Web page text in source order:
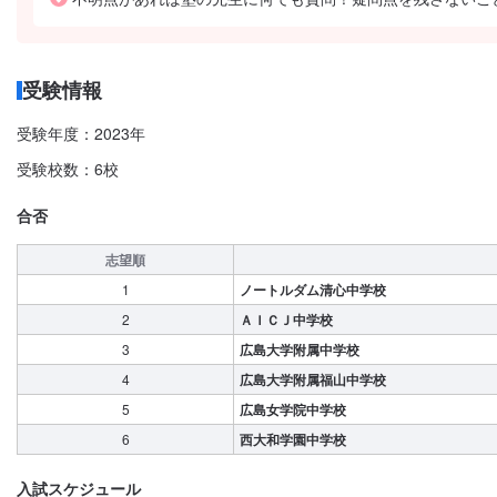
受験情報
受験年度：2023年
受験校数：6校
合否
志望順
1 ノートルダム清心中学校
2 ＡＩＣＪ中学校
3 広島大学附属中学校
4 広島大学附属福山中学校
5 広島女学院中学校
6 西大和学園中学校
入試スケジュール